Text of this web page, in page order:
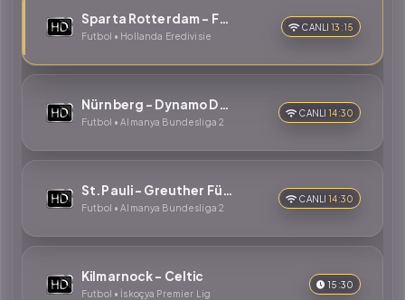
Sparta Rotterdam - Feyenoord
Futbol • Hollanda Eredivisie
CANLI 13:15
Nürnberg - Dynamo Dresden
Futbol • Almanya Bundesliga 2
CANLI 14:30
St.Pauli - Greuther Fürth
Futbol • Almanya Bundesliga 2
CANLI 14:30
Kilmarnock - Celtic
Futbol • İskoçya Premier Lig
15:30